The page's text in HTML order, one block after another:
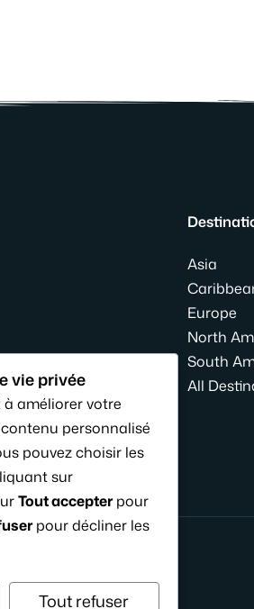
Asia
Europe
North
South
All
vie privée
améliorer votre
personnalisé
pouvez choisir les
sur
Tout accepterpour
pour décliner les
Tout refuser